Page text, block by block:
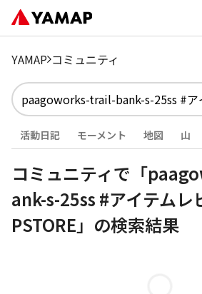
YAMAP コミュニティ
活動日記 モーメント 地図 山
コミュニティで「
ank-s-25ss #アイテムレ
PSTORE」の検索結果